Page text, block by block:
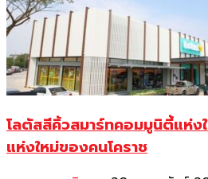
โลตัสสีคิ้วสมาร์ทคอมมูนิตี้แห่ง
แห่งใหม่ของคนโคราช